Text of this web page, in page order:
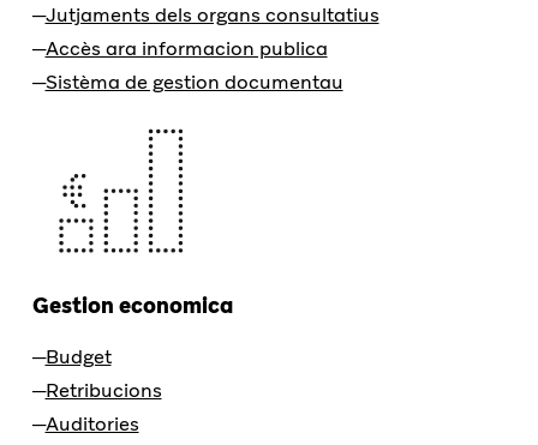
Jutjaments dels organs consultatius
Accès ara informacion publica
Sistèma de gestion documentau
Gestion economica
Budget
Retribucions
Auditories